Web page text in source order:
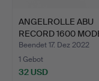
ANGELROLLE ABU
RECORD 1600
WOHL …
Beendet 17. Dez 2022
1 Gebot
32 USD